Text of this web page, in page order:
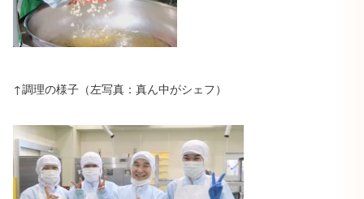
↑調理の様子（左写真：真ん中がシェフ）